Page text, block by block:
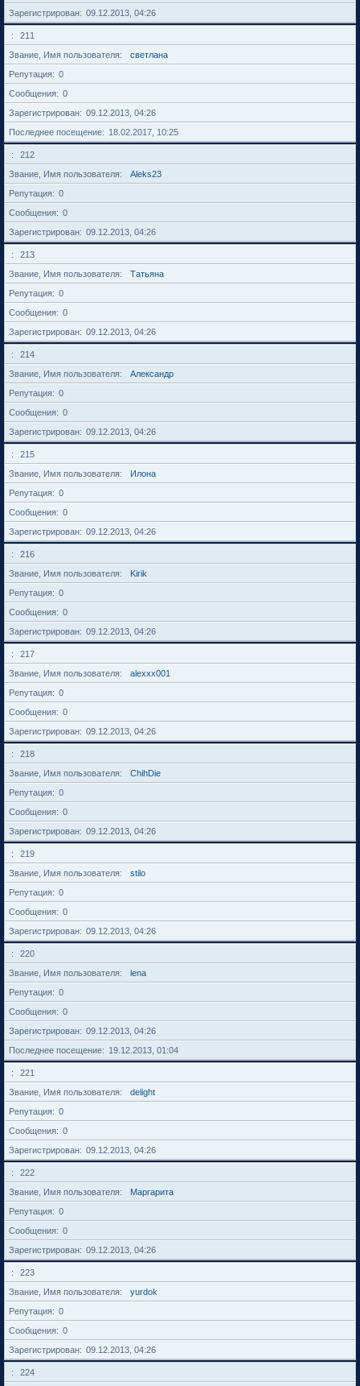
Зарегистрирован
09.12.2013, 04:26
211
Звание, Имя пользователя
светлана
Репутация
0
Сообщения
0
Зарегистрирован
09.12.2013, 04:26
Последнее посещение
18.02.2017, 10:25
212
Звание, Имя пользователя
Aleks23
Репутация
0
Сообщения
0
Зарегистрирован
09.12.2013, 04:26
213
Звание, Имя пользователя
Татьяна
Репутация
0
Сообщения
0
Зарегистрирован
09.12.2013, 04:26
214
Звание, Имя пользователя
Александр
Репутация
0
Сообщения
0
Зарегистрирован
09.12.2013, 04:26
215
Звание, Имя пользователя
Илона
Репутация
0
Сообщения
0
Зарегистрирован
09.12.2013, 04:26
216
Звание, Имя пользователя
Kirik
Репутация
0
Сообщения
0
Зарегистрирован
09.12.2013, 04:26
217
Звание, Имя пользователя
alexxx001
Репутация
0
Сообщения
0
Зарегистрирован
09.12.2013, 04:26
218
Звание, Имя пользователя
ChihDie
Репутация
0
Сообщения
0
Зарегистрирован
09.12.2013, 04:26
219
Звание, Имя пользователя
stilo
Репутация
0
Сообщения
0
Зарегистрирован
09.12.2013, 04:26
220
Звание, Имя пользователя
lena
Репутация
0
Сообщения
0
Зарегистрирован
09.12.2013, 04:26
Последнее посещение
19.12.2013, 01:04
221
Звание, Имя пользователя
delight
Репутация
0
Сообщения
0
Зарегистрирован
09.12.2013, 04:26
222
Звание, Имя пользователя
Маргарита
Репутация
0
Сообщения
0
Зарегистрирован
09.12.2013, 04:26
223
Звание, Имя пользователя
yurdok
Репутация
0
Сообщения
0
Зарегистрирован
09.12.2013, 04:26
224